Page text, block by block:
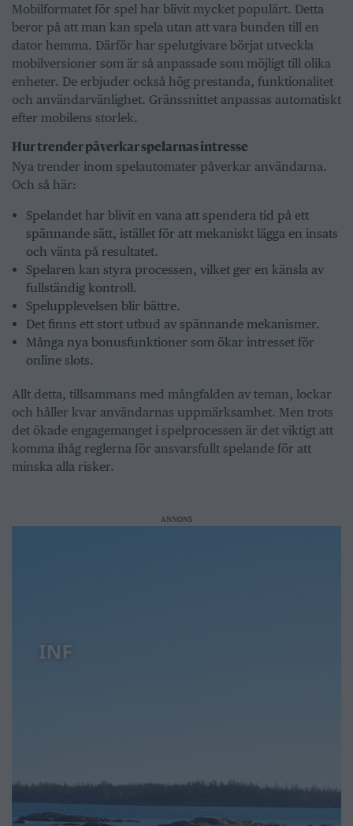
Mobilformatet för spel har blivit mycket populärt. Detta
beror på att man kan spela utan att vara bunden till en
dator hemma. Därför har spelutgivare börjat utveckla
mobilversioner som är så anpassade som möjligt till olika
enheter. De erbjuder också hög prestanda, funktionalitet
och användarvänlighet. Gränssnittet anpassas automatiskt
efter mobilens storlek.
Hur trender påverkar spelarnas intresse
Nya trender inom spelautomater påverkar användarna.
Och så här:
Spelandet har blivit en vana att spendera tid på ett
spännande sätt, istället för att mekaniskt lägga en insats
och vänta på resultatet.
Spelaren kan styra processen, vilket ger en känsla av
fullständig kontroll.
Spelupplevelsen blir bättre.
Det finns ett stort utbud av spännande mekanismer.
Många nya bonusfunktioner som ökar intresset för
online slots.
Allt detta, tillsammans med mångfalden av teman, lockar
och håller kvar användarnas uppmärksamhet. Men trots
det ökade engagemanget i spelprocessen är det viktigt att
komma ihåg reglerna för ansvarsfullt spelande för att
minska alla risker.
ANNONS